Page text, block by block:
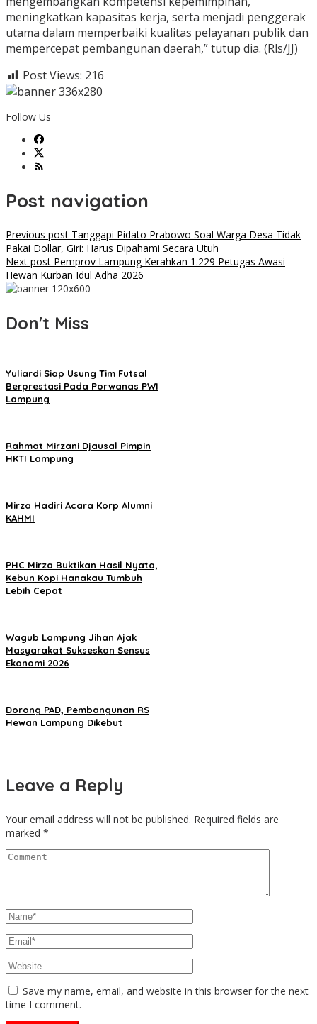
meningkatkan kapasitas kerja, serta menjadi penggerak
utama dalam memperbaiki kualitas pelayanan publik dan
mempercepat pembangunan daerah,” tutup dia. (Rls/JJ)
Post Views: 216
Follow Us
Post navigation
Previous post Tanggapi Pidato Prabowo Soal Warga Desa Tidak
Pakai Dollar, Giri: Harus Dipahami Secara Utuh
Next post Pemprov Lampung Kerahkan 1.229 Petugas Awasi
Hewan Kurban Idul Adha 2026
Don't Miss
Yuliardi Siap Usung Tim Futsal
Berprestasi Pada Porwanas PWI
Lampung
Rahmat Mirzani Djausal Pimpin
HKTI Lampung
Mirza Hadiri Acara Korp Alumni
KAHMI
PHC Mirza Buktikan Hasil Nyata,
Kebun Kopi Hanakau Tumbuh
Lebih Cepat
Wagub Lampung Jihan Ajak
Masyarakat Sukseskan Sensus
Ekonomi 2026
Dorong PAD, Pembangunan RS
Hewan Lampung Dikebut
Leave a Reply
Your email address will not be published. Required fields are
marked *
Save my name, email, and website in this browser for the next
time I comment.